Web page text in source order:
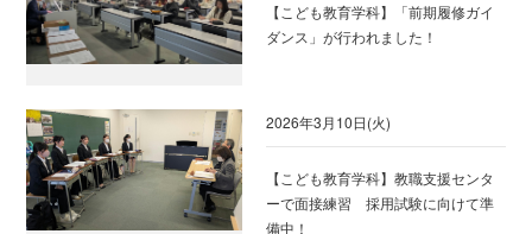
【こども教育学科】「前期履修ガイ
ダンス」が行われました！
2026年3月10日(火)
【こども教育学科】教職支援センタ
ーで面接練習 採用試験に向けて準
備中！